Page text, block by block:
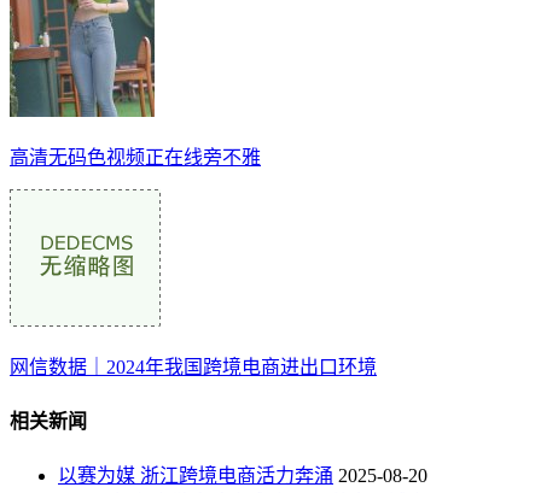
高清无码色视频正在线旁不雅
网信数据｜2024年我国跨境电商进出口环境
相关新闻
以赛为媒 浙江跨境电商活力奔涌 2025-08-20